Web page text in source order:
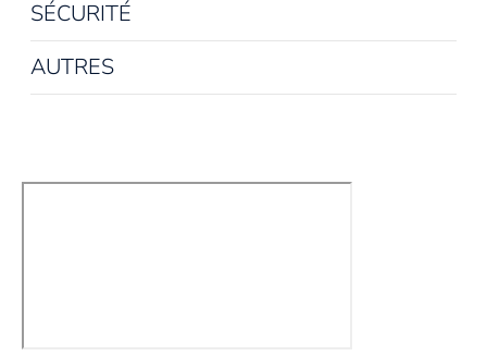
SÉCURITÉ
AUTRES